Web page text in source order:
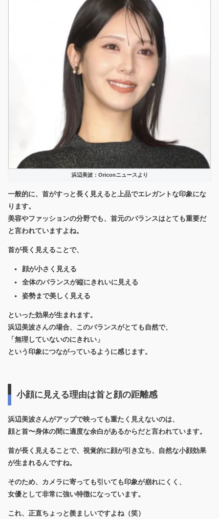
浜辺美波：Oriconニュースより
一般的に、首がすっと長く見えると 上品でエレガントな印象にな
ります。
美容やファッションの分野でも、首元のバランスはとても重要だ
と言われていますよね。
首が長く見えることで、
顔が小さく見える
全体のバランスが縦にきれいに見える
姿勢まで美しく見える
といった効果が生まれます。
浜辺美波さんの場合、このバランスがとても自然で、
「無理していないのにきれい」
という印象につながっているように感じます。
小顔に見える理由は首と顔の距離感
浜辺美波さんがアップで映っても重たく見えないのは、
顔と首〜身体の間に適度な余白があるからだと言われています。
首が長く見えることで、視覚的に顔が引き立ち、自然な小顔効果
が生まれるんですね。
そのため、カメラに寄っても引いても印象が崩れにくく、
女優として非常に強い特徴になっています。
これ、正直ちょっと羨ましいですよね（笑）